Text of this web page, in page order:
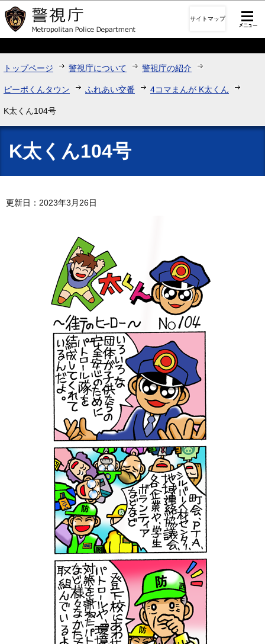
このページの本文へ移動
サイトマップ
トップページ 警視庁について 警視庁の紹介
ピーポくんタウン ふれあい交番 4コマまんが K太くん
K太くん104号
K太くん104号
更新日：2023年3月26日